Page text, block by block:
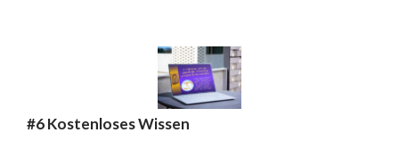
#6 Kostenloses Wissen